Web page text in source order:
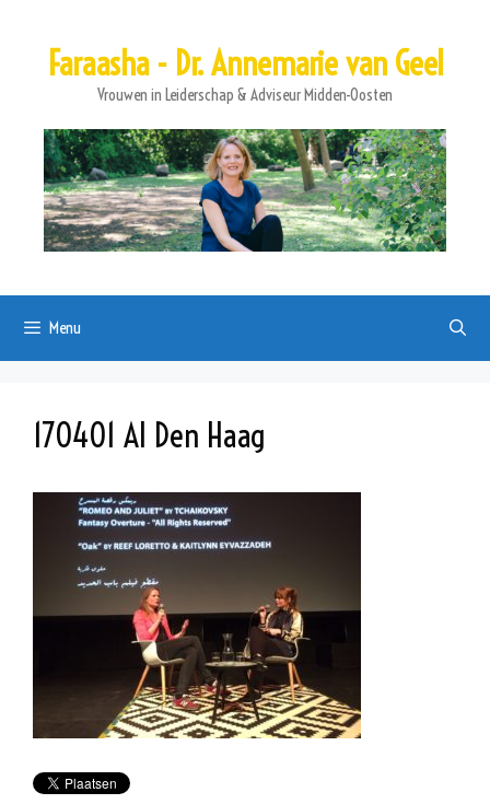
Faraasha - Dr. Annemarie van Geel
Vrouwen in Leiderschap & Adviseur Midden-Oosten
Menu
170401 AI Den Haag